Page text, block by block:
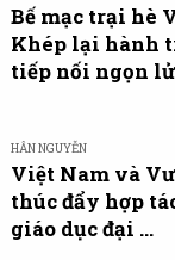
Bế mạc trại hè
Khép lại hành
tiếp nối ngọn
HÂN NGUYỄN
Việt Nam và
thúc đẩy hợp
giáo dục đại ...